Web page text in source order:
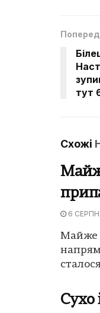
тут
Схожі
6
Майже
Сухо